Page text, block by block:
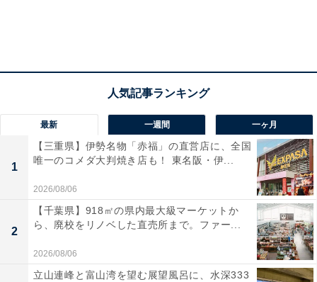
最新 一週間 一ヶ月
1
【三重県】伊勢名物「赤福」の直営店に、全国
唯一のコメダ大判焼き店も！ 東名阪・伊...
2026/08/06
2
【千葉県】918㎡の県内最大級マーケットか
ら、廃校をリノベした直売所まで。ファー...
2026/08/06
立山連峰と富山湾を望む展望風呂に、水深333